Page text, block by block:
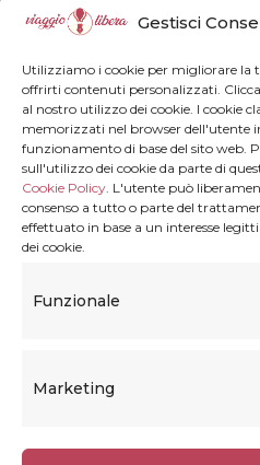
Gestisci
Utilizziamo i cookie per migliorare la
offrirti contenuti personalizzati.
al nostro utilizzo dei cookie. I cookie
memorizzati nel browser dell'utente
funzionamento di base del sito web.
sull'utilizzo dei cookie da parte di
Cookie Policy. L'utente può
consenso a tutto o parte del
effettuato in base a un interesse
dei cookie.
Funzionale
Marketing
testata giornalistica in
senza alcuna periodicità
considerarsi un prodotto
legge n° 62 del 7.03.2001.
Cookie Policy (UE)